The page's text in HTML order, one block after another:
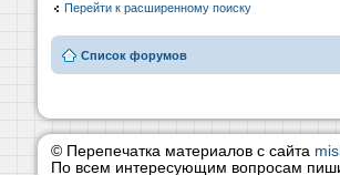
Перейти к расширенному поиску
Список форумов
© Перепечатка материалов с сайта
По всем интересующим вопросам